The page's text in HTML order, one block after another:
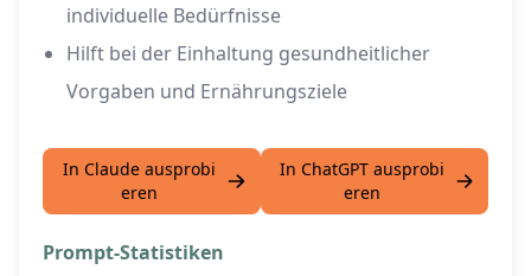
individuelle Bedürfnisse
Hilft bei der Einhaltung gesundheitlicher
Vorgaben und Ernährungsziele
In Claude ausprobi
eren
In ChatGPT ausprobi
eren
Prompt-Statistiken